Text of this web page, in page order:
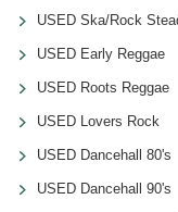
USED Ska/Rock
USED Early Reggae
USED Roots Reggae
USED Lovers Rock
USED Dancehall 80's
USED Dancehall 90's